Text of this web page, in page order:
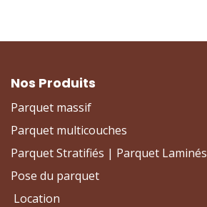
Nos Produits
Parquet massif
Parquet multicouches
Parquet Stratifiés | Parquet Laminés
Pose du parquet
Location